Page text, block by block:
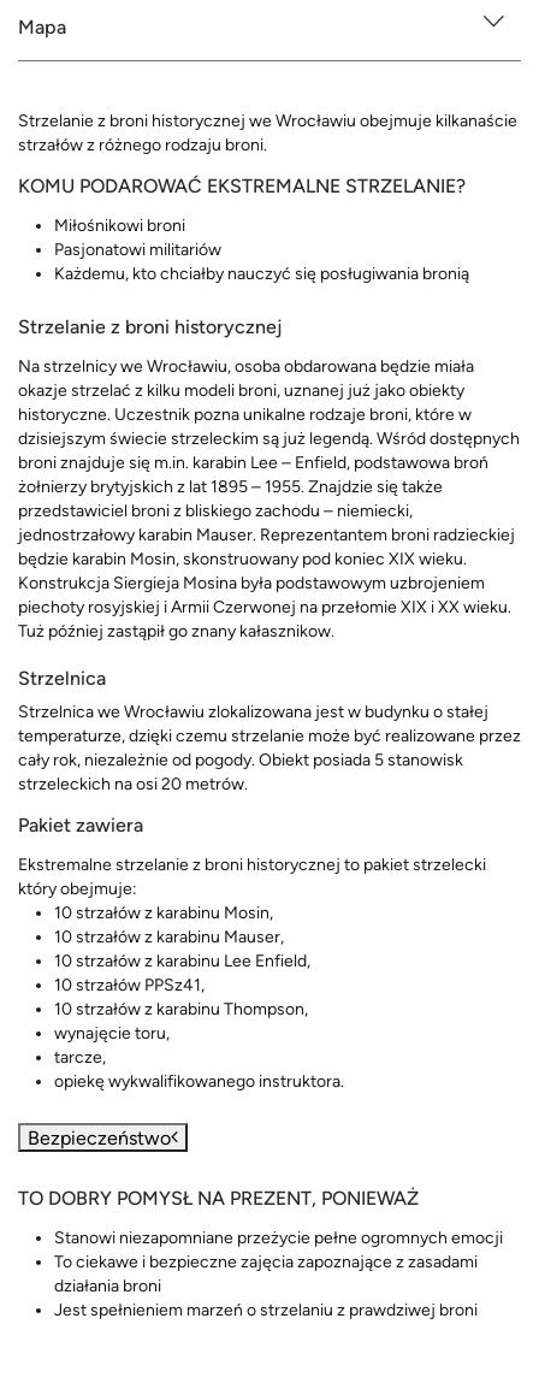
Mapa
Strzelanie z broni historycznej we Wrocławiu obejmuje kilkanaście
strzałów z różnego rodzaju broni.
KOMU PODAROWAĆ EKSTREMALNE STRZELANIE?
Miłośnikowi broni
Pasjonatowi militariów
Każdemu, kto chciałby nauczyć się posługiwania bronią
Strzelanie z broni historycznej
Na strzelnicy we Wrocławiu, osoba obdarowana będzie miała
okazje strzelać z kilku modeli broni, uznanej już jako obiekty
historyczne. Uczestnik pozna unikalne rodzaje broni, które w
dzisiejszym świecie strzeleckim są już legendą. Wśród dostępnych
broni znajduje się m.in. karabin Lee – Enfield, podstawowa broń
żołnierzy brytyjskich z lat 1895 – 1955. Znajdzie się także
przedstawiciel broni z bliskiego zachodu – niemiecki,
jednostrzałowy karabin Mauser. Reprezentantem broni radzieckiej
będzie karabin Mosin, skonstruowany pod koniec XIX wieku.
Konstrukcja Siergieja Mosina była podstawowym uzbrojeniem
piechoty rosyjskiej i Armii Czerwonej na przełomie XIX i XX wieku.
Tuż później zastąpił go znany kałasznikow.
Strzelnica
Strzelnica we Wrocławiu zlokalizowana jest w budynku o stałej
temperaturze, dzięki czemu strzelanie może być realizowane przez
cały rok, niezależnie od pogody. Obiekt posiada 5 stanowisk
strzeleckich na osi 20 metrów.
Pakiet zawiera
Ekstremalne strzelanie z broni historycznej to pakiet strzelecki
który obejmuje:
10 strzałów z karabinu Mosin,
10 strzałów z karabinu Mauser,
10 strzałów z karabinu Lee Enfield,
10 strzałów PPSz41,
10 strzałów z karabinu Thompson,
wynajęcie toru,
tarcze,
opiekę wykwalifikowanego instruktora.
Bezpieczeństwo
TO DOBRY POMYSŁ NA PREZENT, PONIEWAŻ
Stanowi niezapomniane przeżycie pełne ogromnych emocji
To ciekawe i bezpieczne zajęcia zapoznające z zasadami
działania broni
Jest spełnieniem marzeń o strzelaniu z prawdziwej broni